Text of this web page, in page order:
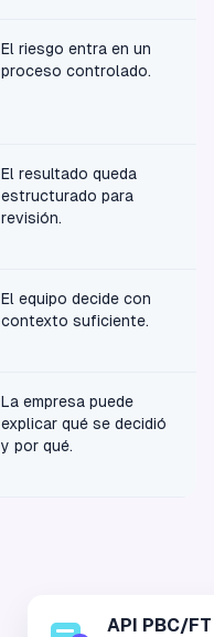
El riesgo entra en un
proceso controlado.
El resultado queda
estructurado para
revisión.
El equipo decide con
contexto suficiente.
La empresa puede
explicar qué se decidió
y por qué.
API PBC/